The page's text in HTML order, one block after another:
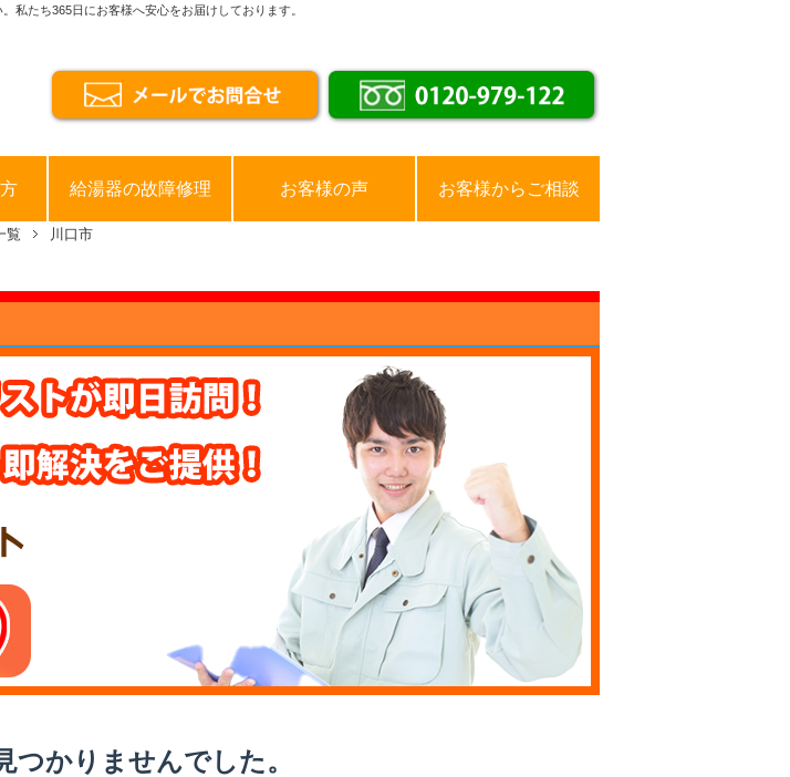
私たち365日にお客様へ安心をお届けしております。
給湯器の故障修理 お客様の声 お客様からご相談
覧 川口市
つかりませんでした。